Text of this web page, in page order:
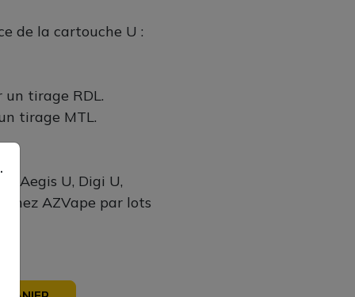
de la cartouche U :
tirage RDL.
tirage MTL.
Aegis U, Digi U,
chez AZVape par lots